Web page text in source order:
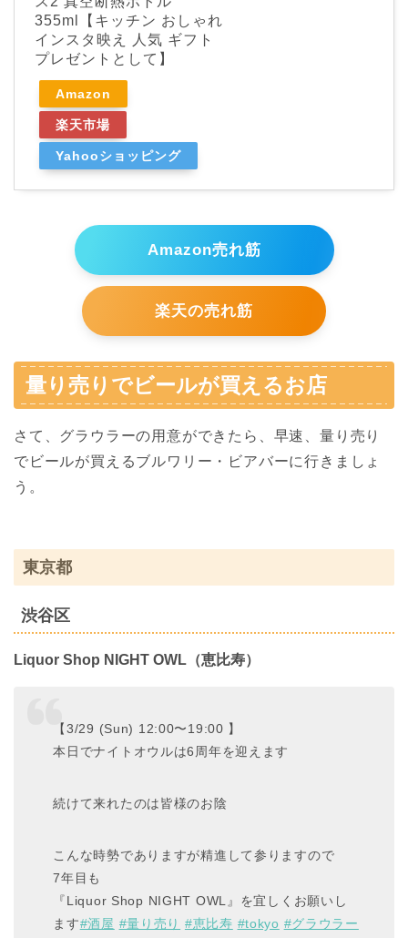
355ml【キッチン おしゃれ
インスタ映え 人気 ギフト
プレゼントとして】
Amazon
楽天市場
Yahooショッピング
Amazon売れ筋
楽天の売れ筋
量り売りでビールが買えるお店
さて、グラウラーの用意ができたら、早速、量り売り
でビールが買えるブルワリー・ビアバーに行きましょ
う。
東京都
渋谷区
Liquor Shop NIGHT OWL（恵比寿）
【3/29 (Sun) 12:00〜19:00 】
本日でナイトオウルは6周年を迎えます
続けて来れたのは皆様のお陰
こんな時勢でありますが精進して参りますので
7年目も
『Liquor Shop NIGHT OWL』を宜しくお願いし
ます#酒屋 #量り売り #恵比寿 #tokyo #グラウラー